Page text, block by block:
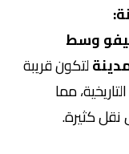
وسط
لتكون قريبة
مما
نقل كثيرة.